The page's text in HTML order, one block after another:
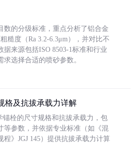
数的分级标准，重点分析了铝合金
糙度（Ra 3.2-6.3μm），并对比不
据来源包括ISO 8503-1标准和行业
选择合适的喷砂参数。
格及抗拔承载力详解
锚栓的尺寸规格和抗拔承载力，包
等参数，并依据专业标准（如《混
》JGJ 145）提供抗拔承载力计算